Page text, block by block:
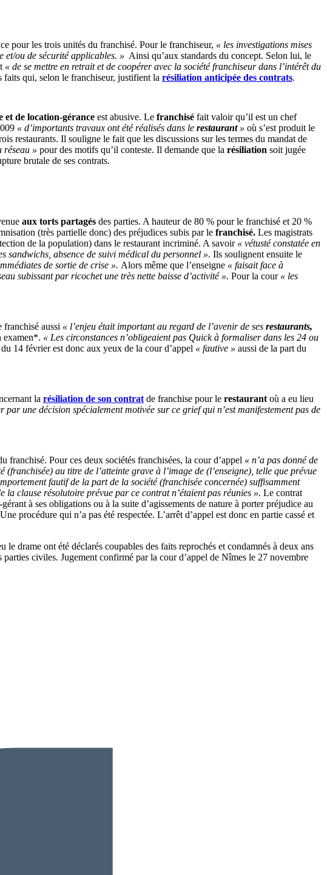
pour les trois unités du franchisé. Pour le franchiseur, « les investigations mises
et/ou de sécurité applicables. » Ainsi qu’aux standards du concept. Selon lui, le
« de se mettre en retrait et de coopérer avec la société franchiseur dans l’intérêt du
faits qui, selon le franchiseur, justifient la résiliation anticipée des contrats.
et de location-gérance est abusive. Le franchisé fait valoir qu’il est un chef
« d’importants travaux ont été réalisés dans le restaurant » où s’est produit le
restaurants. Il souligne le fait que les discussions sur les termes du mandat de
réseau » pour des motifs qu’il conteste. Il demande que la résiliation soit jugée
brutale de ses contrats.
aux torts partagés des parties. A hauteur de 80 % pour le franchisé et 20 %
(très partielle donc) des préjudices subis par le franchisé. Les magistrats
de la population) dans le restaurant incriminé. A savoir « vétusté constatée en
sandwichs, absence de suivi médical du personnel ». Ils soulignent ensuite le
de sortie de crise ». Alors même que l’enseigne « faisait face à
subissant par ricochet une très nette baisse d’activité ». Pour la cour « les
franchisé aussi « l’enjeu était important au regard de l’avenir de ses restaurants,
examen*. « Les circonstances n’obligeaient pas Quick à formaliser dans les 24 ou
du 14 février est donc aux yeux de la cour d’appel « fautive » aussi de la part du
la résiliation de son contrat de franchise pour le restaurant où a eu lieu
par une décision spécialement motivée sur ce grief qui n’est manifestement pas de
franchisé. Pour ces deux sociétés franchisées, la cour d’appel « n’a pas donné de
au titre de l’atteinte grave à l’image de (l’enseigne), telle que prévue
fautif de la part de la société (franchisée concernée) suffisamment
clause résolutoire prévue par ce contrat n’étaient pas réunies ». Le contrat
à ses obligations ou à la suite d’agissements de nature à porter préjudice au
Une procédure qui n’a pas été respectée. L’arrêt d’appel est donc en partie cassé et
drame ont été déclarés coupables des faits reprochés et condamnés à deux ans
civiles. Jugement confirmé par la cour d’appel de Nîmes le 27 novembre